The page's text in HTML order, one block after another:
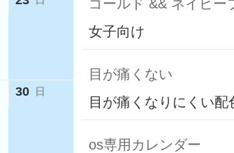
30 日
ゴールド && ネイビー
女子向け
目が痛くない
目が痛くなりにくい配
os専用カレンダー